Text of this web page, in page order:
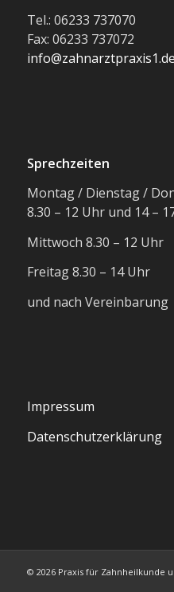
Tel.: 06233 737070
Fax: 06233 737072
info@zahnarztpraxis1.de
Sprechzeiten
Montag / Dienstag /
8.30 – 12 Uhr und 14 –
Mittwoch 8.30 – 12 Uhr
Freitag 8.30 – 14 Uhr
und nach Vereinbarung
Impressum
Datenschutzerklärung
© 2026 Praxis für Zahnheilkunde